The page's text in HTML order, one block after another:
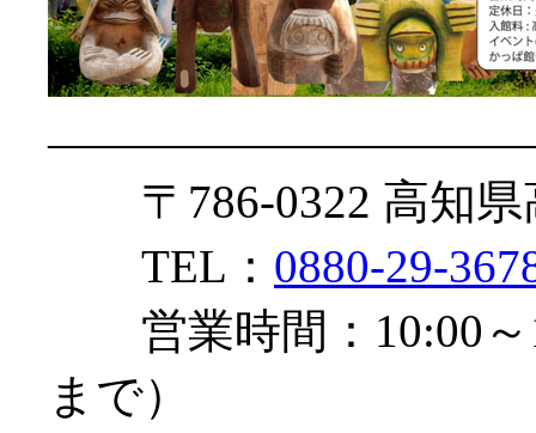
〒786-0322 高知県
TEL： 0880-29-
営業時間：10:00～
まで）